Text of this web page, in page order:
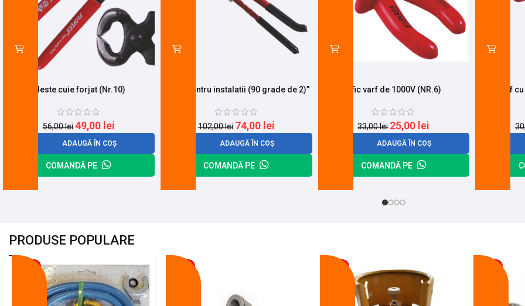
Cleste cuie forjat (Nr.10)
56,00lei49,00 lei
ADAUGĂ ÎN COȘ
COMANDĂ PE
Mops pentru instalatii (90 grade de 2)”
102,00lei 74,00 lei
ADAUGĂ ÎN COȘ
COMANDĂ PE
Sfic varf de 1000V (NR.6)
33,00lei 25,00 lei
ADAUGĂ ÎN COȘ
COMANDĂ PE
Sfic varf
PRODUSE POPULARE